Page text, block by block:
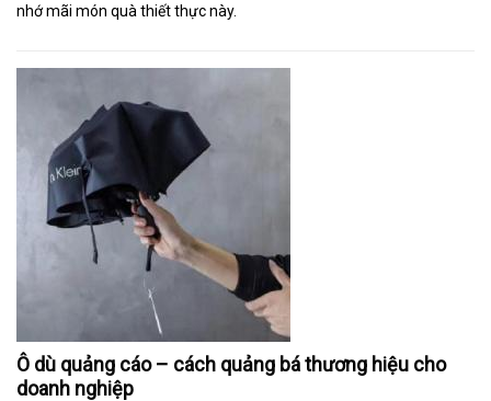
nhớ mãi món quà thiết thực này.
Ô dù quảng cáo – cách quảng bá thương hiệu cho
doanh nghiệp